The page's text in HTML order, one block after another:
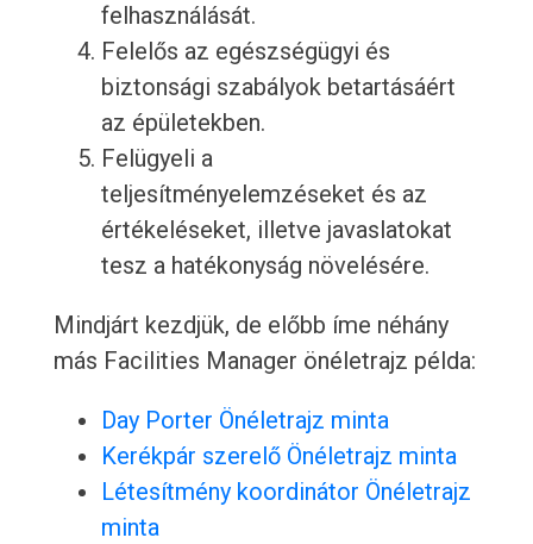
felhasználását.
Felelős az egészségügyi és
biztonsági szabályok betartásáért
az épületekben.
Felügyeli a
teljesítményelemzéseket és az
értékeléseket, illetve javaslatokat
tesz a hatékonyság növelésére.
Mindjárt kezdjük, de előbb íme néhány
más Facilities Manager önéletrajz példa:
Day Porter Önéletrajz minta
Kerékpár szerelő Önéletrajz minta
Létesítmény koordinátor Önéletrajz
minta